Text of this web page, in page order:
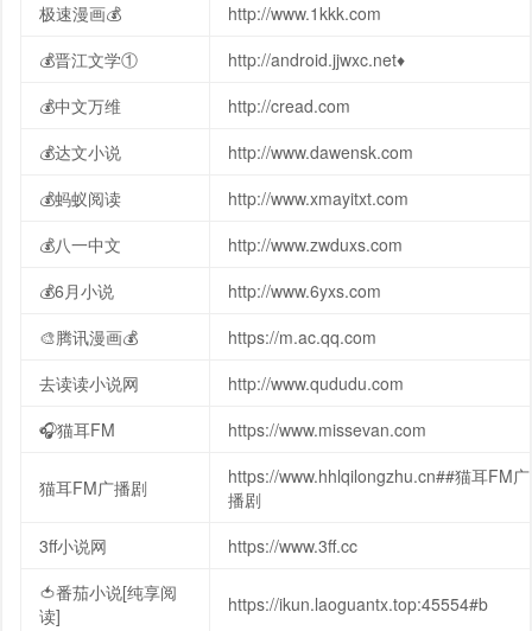
极速漫画💰
http://www.1kkk.com
💰晋江文学①
http://android.jjwxc.net♦
💰中文万维
http://cread.com
💰达文小说
http://www.dawensk.com
💰蚂蚁阅读
http://www.xmayitxt.com
💰八一中文
http://www.zwduxs.com
💰6月小说
http://www.6yxs.com
🎨腾讯漫画💰
https://m.ac.qq.com
去读读小说网
http://www.qududu.com
🎧猫耳FM
https://www.missevan.com
猫耳FM广播剧
https://www.hhlqilongzhu.cn##猫耳FM广
播剧
3ff小说网
https://www.3ff.cc
🍅番茄小说[纯享阅
读]
https://ikun.laoguantx.top:45554#b